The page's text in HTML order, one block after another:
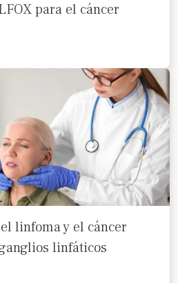
para el cáncer
linfoma y el cáncer
linfáticos